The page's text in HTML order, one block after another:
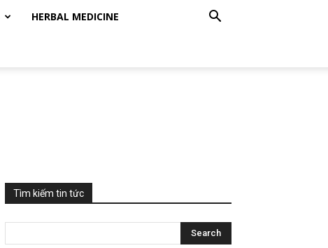
HERBAL MEDICINE
Tìm kiếm tin tức